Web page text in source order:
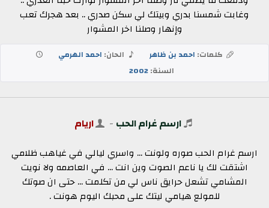
وغابت شمسنا بدري وبيتك لي سكن صدري .. بعد هجرك تعب
وإنهار وصلنا اخر المشوار
كلمات: احمد بن ظاهر الحان: احمد الهرمي
السنة:2002
ارسم غرام الحب - اريام
ارسم غرام الحب صوره ولونت ... واسري ليالي في غياهب ظلامي
اشتقت لك يا ناعم الصوت وين انت ... في العاصمه ولا نويت
المشامي تشعل حرايق ناس لي من تكلمت ... حتى ان صوتك
للمولع هيامي ليتك على محبك اليوم هونت .